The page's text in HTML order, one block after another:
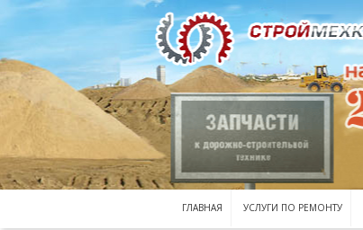
ГЛАВНАЯ УСЛУГИ ПО РЕМОНТУ